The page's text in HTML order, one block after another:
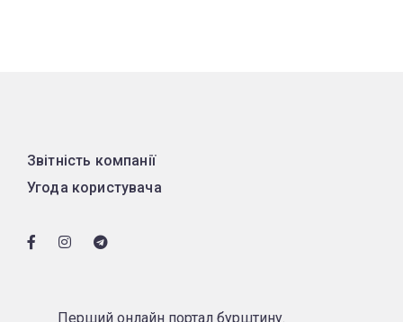
Звітність компанії
Угода користувача
Перший онлайн портал бурштину.